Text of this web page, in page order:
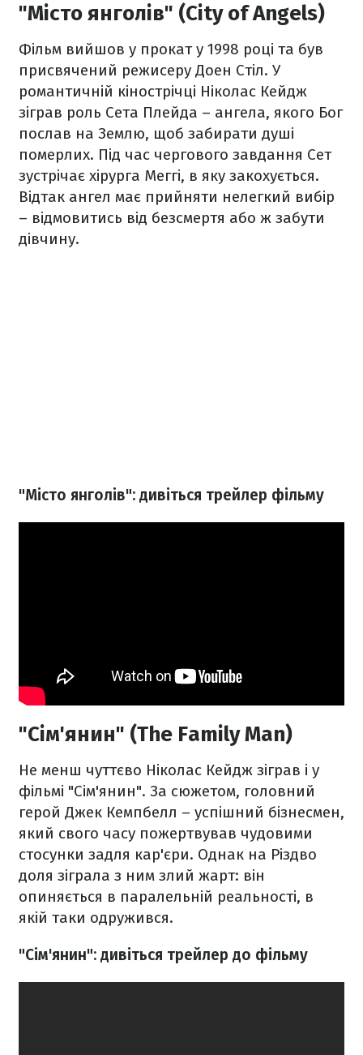
"Місто янголів" (City of Angels)
Фільм вийшов у прокат у 1998 році та був
присвячений режисеру Доен Стіл. У
романтичній кінострічці Ніколас Кейдж
зіграв роль Сета Плейда – ангела, якого Бог
послав на Землю, щоб забирати душі
померлих. Під час чергового завдання Сет
зустрічає хірурга Меггі, в яку закохується.
Відтак ангел має прийняти нелегкий вибір
– відмовитись від безсмертя або ж забути
дівчину.
"Місто янголів": дивіться трейлер фільму
"Сім'янин" (The Family Man)
Не менш чуттєво Ніколас Кейдж зіграв і у
фільмі "Сім'янин". За сюжетом, головний
герой Джек Кемпбелл – успішний бізнесмен,
який свого часу пожертвував чудовими
стосунки задля кар'єри. Однак на Різдво
доля зіграла з ним злий жарт: він
опиняється в паралельній реальності, в
якій таки одружився.
"Сім'янин": дивіться трейлер до фільму